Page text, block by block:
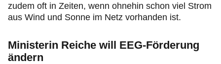
zudem oft in Zeiten, wenn ohnehin schon viel Strom
aus Wind und Sonne im Netz vorhanden ist.
Ministerin Reiche will EEG-Förderung
ändern